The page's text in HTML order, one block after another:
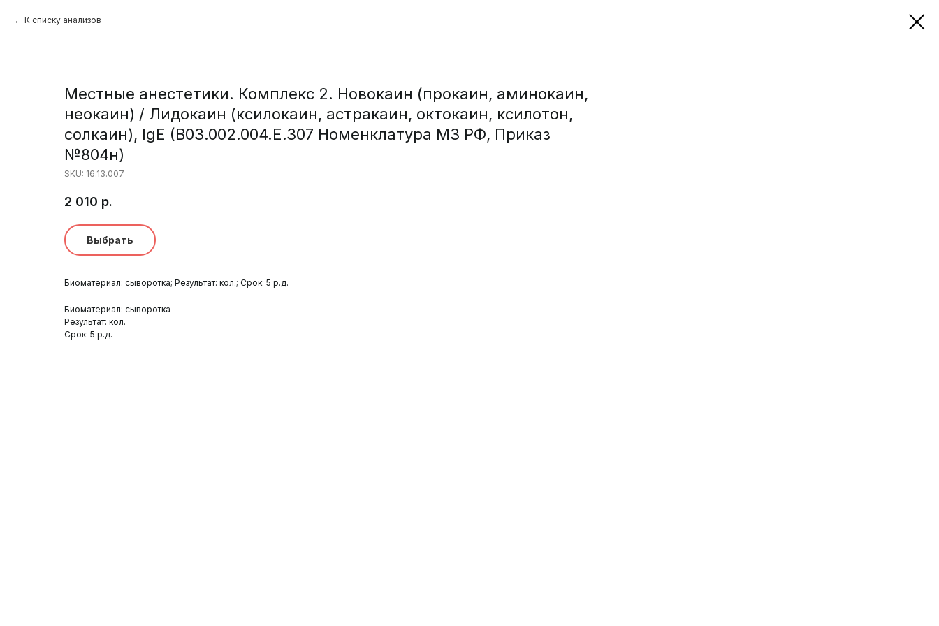
К списку анализов
Местные анестетики. Комплекс 2. Новокаин (прокаин, аминокаин,
неокаин) / Лидокаин (ксилокаин, астракаин, октокаин, ксилотон,
солкаин), IgE (B03.002.004.Е.307 Номенклатура МЗ РФ, Приказ
№804н)
SKU: 16.13.007
2 010 р.
Выбрать
Биоматериал: сыворотка; Результат: кол.; Срок: 5 р.д.
Биоматериал: сыворотка
Результат: кол.
Срок: 5 р.д.